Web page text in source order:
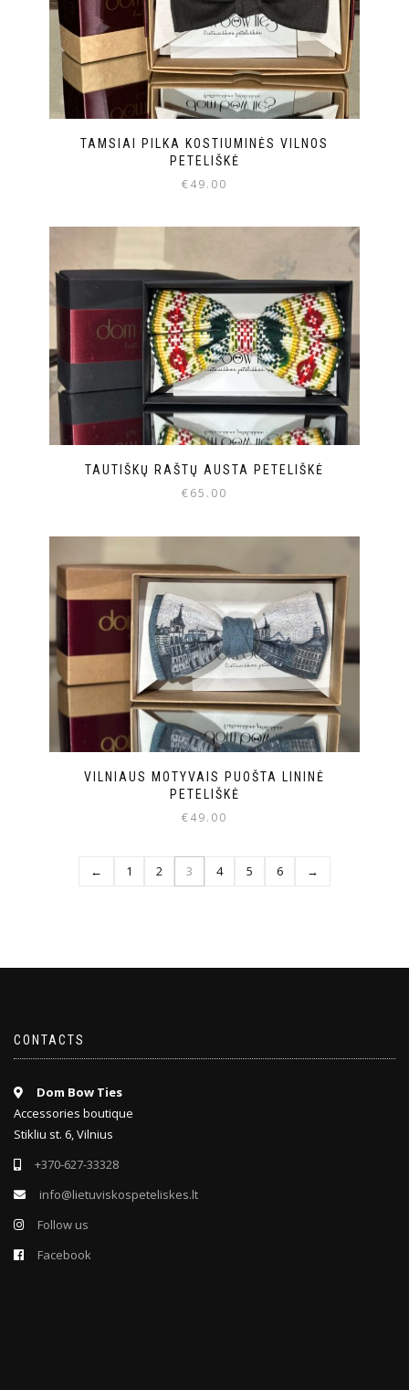
TAMSIAI PILKA KOSTIUMINĖS VILNOS
PETELIŠKĖ
€49.00
TAUTIŠKŲ RAŠTŲ AUSTA PETELIŠKĖ
€65.00
VILNIAUS MOTYVAIS PUOŠTA LININĖ
PETELIŠKĖ
€49.00
← 1 2 3 4 5 6 →
CONTACTS
Dom Bow Ties
Accessories boutique
Stikliu st. 6, Vilnius
+370-627-33328
info@lietuviskospeteliskes.lt
Follow us
Facebook